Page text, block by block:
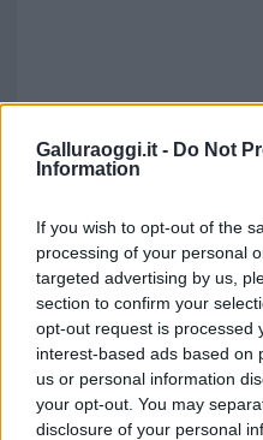
Galluraoggi.it - Do Not
Information
If you wish to opt-out of the
processing of your personal
targeted advertising by us,
section to confirm your
opt-out request is processed
interest-based ads based on
us or personal information
your opt-out. You may
disclosure of your personal